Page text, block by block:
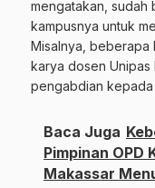
mengatakan, sudah
kampusnya untuk
Misalnya, beberapa
karya dosen Unipas
pengabdian kepada
Baca Juga
Pimpinan OPD
Makassar